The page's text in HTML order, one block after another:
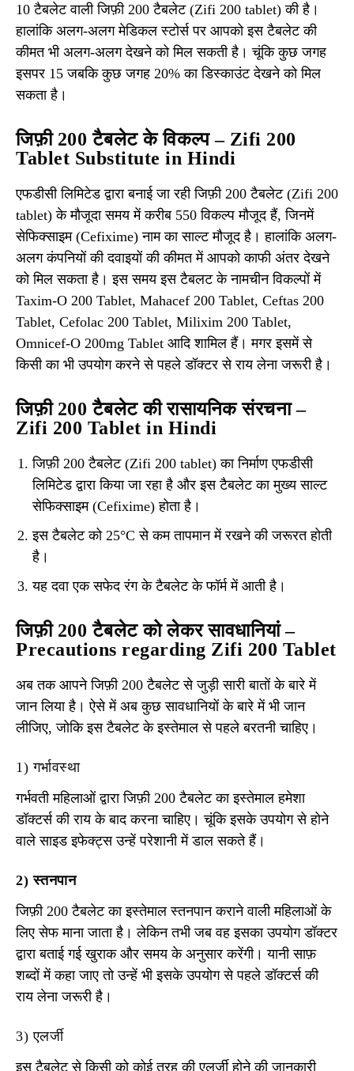
10 टैबलेट वाली जिफ़ी 200 टैबलेट (Zifi 200 tablet) की है।
हालांकि अलग-अलग मेडिकल स्टोर्स पर आपको इस टैबलेट की
कीमत भी अलग-अलग देखने को मिल सकती है। चूंकि कुछ जगह
इसपर 15 जबकि कुछ जगह 20% का डिस्काउंट देखने को मिल
सकता है।
जिफ़ी 200 टैबलेट के विकल्प – Zifi 200
Tablet Substitute in Hindi
एफडीसी लिमिटेड द्वारा बनाई जा रही जिफ़ी 200 टैबलेट (Zifi 200
tablet) के मौजूदा समय में करीब 550 विकल्प मौजूद हैं, जिनमें
सेफिक्साइम (Cefixime) नाम का साल्ट मौजूद है। हालांकि अलग-
अलग कंपनियों की दवाइयों की कीमत में आपको काफी अंतर देखने
को मिल सकता है। इस समय इस टैबलट के नामचीन विकल्पों में
Taxim-O 200 Tablet, Mahacef 200 Tablet, Ceftas 200
Tablet, Cefolac 200 Tablet, Milixim 200 Tablet,
Omnicef-O 200mg Tablet आदि शामिल हैं। मगर इसमें से
किसी का भी उपयोग करने से पहले डॉक्टर से राय लेना जरूरी है।
जिफ़ी 200 टैबलेट की रासायनिक संरचना –
Zifi 200 Tablet in Hindi
जिफ़ी 200 टैबलेट (Zifi 200 tablet) का निर्माण एफडीसी
लिमिटेड द्वारा किया जा रहा है और इस टैबलेट का मुख्य साल्ट
सेफिक्साइम (Cefixime) होता है।
इस टैबलेट को 25°C से कम तापमान में रखने की जरूरत होती
है।
यह दवा एक सफेद रंग के टैबलेट के फॉर्म में आती है।
जिफ़ी 200 टैबलेट को लेकर सावधानियां –
Precautions regarding Zifi 200 Tablet
अब तक आपने जिफ़ी 200 टैबलेट से जुड़ी सारी बातों के बारे में
जान लिया है। ऐसे में अब कुछ सावधानियों के बारे में भी जान
लीजिए, जोकि इस टैबलेट के इस्तेमाल से पहले बरतनी चाहिए।
1) गर्भावस्था
गर्भवती महिलाओं द्वारा जिफ़ी 200 टैबलेट का इस्तेमाल हमेशा
डॉक्टर्स की राय के बाद करना चाहिए। चूंकि इसके उपयोग से होने
वाले साइड इफेक्ट्स उन्हें परेशानी में डाल सकते हैं।
2) स्तनपान
जिफ़ी 200 टैबलेट का इस्तेमाल स्तनपान कराने वाली महिलाओं के
लिए सेफ माना जाता है। लेकिन तभी जब वह इसका उपयोग डॉक्टर
द्वारा बताई गई खुराक और समय के अनुसार करेंगी। यानी साफ़
शब्दों में कहा जाए तो उन्हें भी इसके उपयोग से पहले डॉक्टर्स की
राय लेना जरूरी है।
3) एलर्जी
इस टैबलेट से किसी को कोई तरह की एलर्जी होने की जानकारी